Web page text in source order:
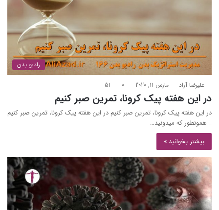
رادیو بدن
علیرضا آزاد مارس 11, 2020 0
51
در این هفته پیک کرونا، تمرین صبر کنیم
در این هفته پیک کرونا، تمرین صبر کنیم در این هفته پیک کرونا، تمرین صبر کنیم
_ همونطور که میدونید…
بیشتر بخوانید »